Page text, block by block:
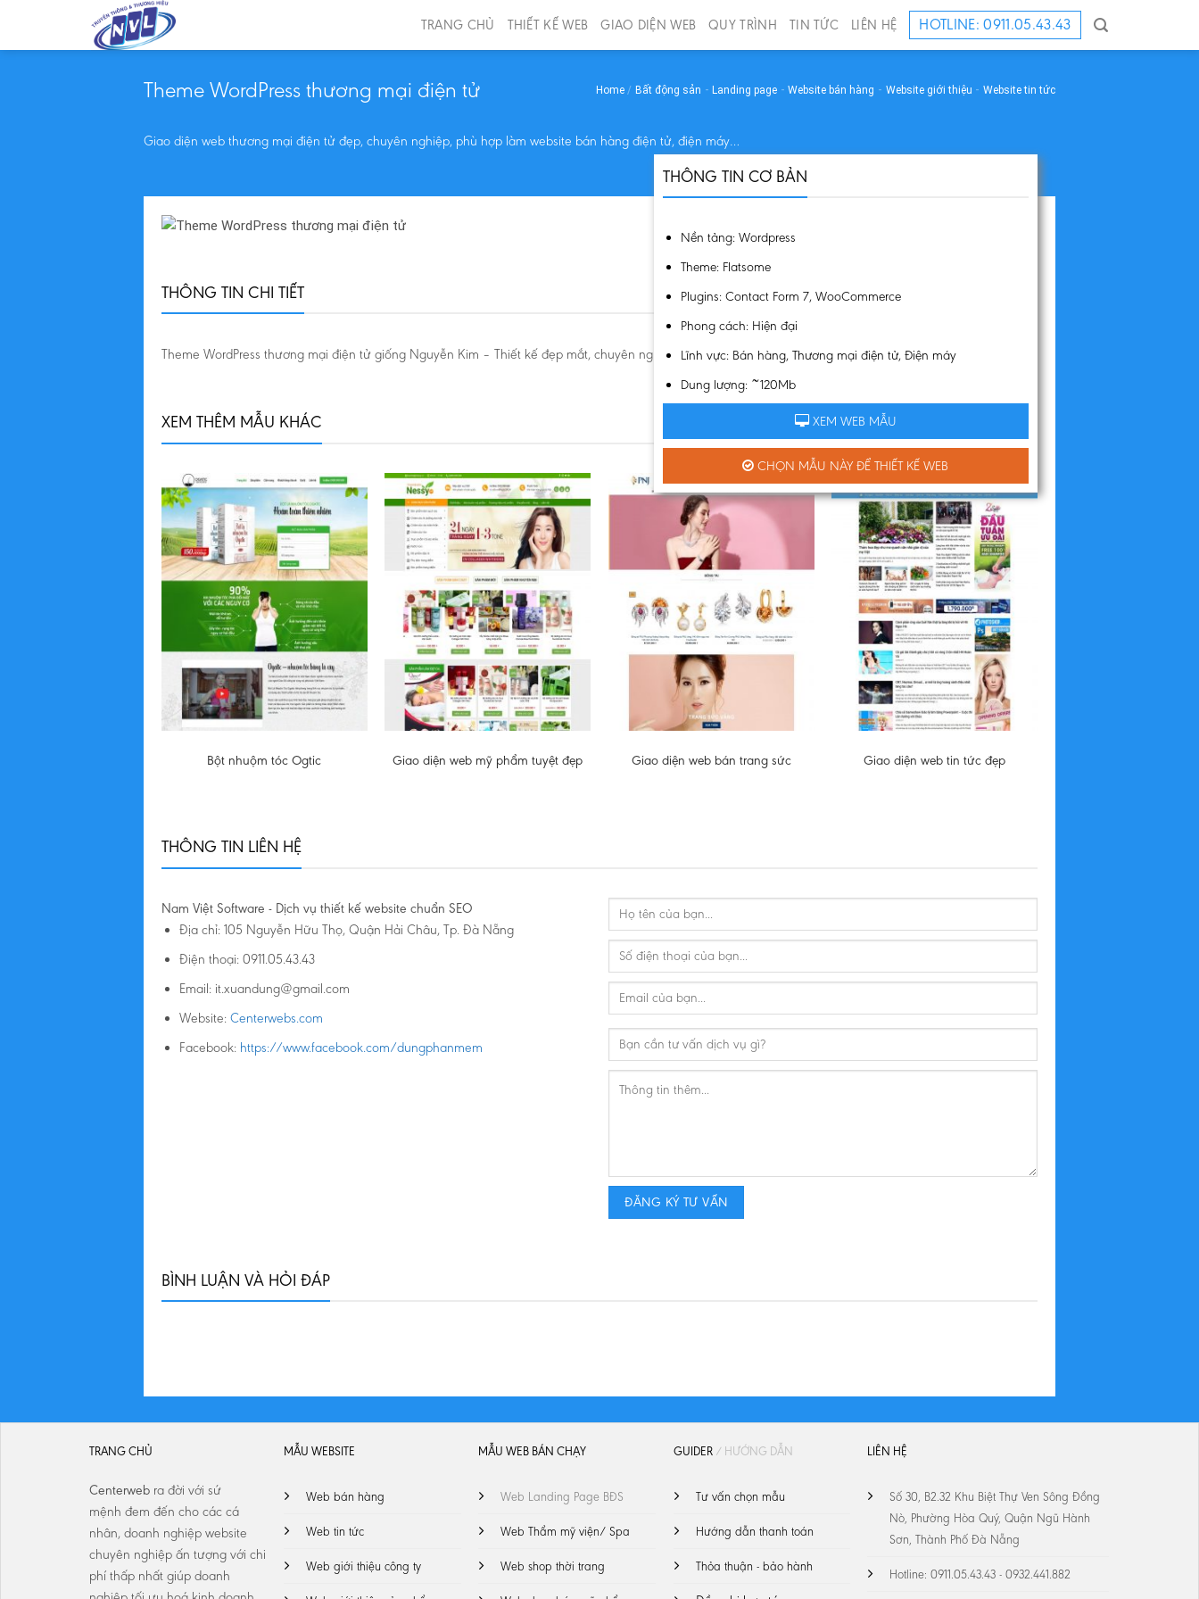
content
TRANG CHỦ THIẾT KẾ WEB GIAO DIỆN WEB QUY TRÌNH TIN TỨC LIÊN HỆ HOTLINE: 0911.05.43.43
Theme WordPress thương mại điện tử Home / Bất động sản - Landing page - Website bán hàng - Website giới thiệu - Website tin tức
Giao diện web thương mại điện tử đẹp, chuyên nghiệp, phù hợp làm website bán hàng điện tử, điện máy…
THÔNG TIN CƠ BẢN
Nền tảng:Wordpress
Theme:Flatsome
Plugins:Contact Form 7, WooCommerce
Phong cách:Hiện đại
Lĩnh vực:Bán hàng, Thương mại điện tử, Điện máy
Dung lượng:~120Mb
XEM WEB MẪU
CHỌN MẪU NÀY ĐỂ THIẾT KẾ WEB
THÔNG TIN CHI TIẾT
Theme WordPress thương mại điện tử giống Nguyễn Kim – Thiết kế đẹp mắt, chuyên nghiệp, phù hợp làm website bán hàng điện tử, điện máy…
XEM THÊM MẪU KHÁC
Bột nhuộm tóc Ogtic Giao diện web mỹ phẩm tuyệt đẹp Giao diện web bán trang sức Giao diện web tin tức đẹp
THÔNG TIN LIÊN HỆ
Nam Việt Software - Dịch vụ thiết kế website chuẩn SEO
Địa chỉ: 105 Nguyễn Hữu Thọ, Quận Hải Châu, Tp. Đà Nẵng
Điện thoại: 0911.05.43.43
Email: it.xuandung@gmail.com
Website: Centerwebs.com
Facebook: https://www.facebook.com/dungphanmem
BÌNH LUẬN VÀ HỎI ĐÁP
TRANG CHỦ
Centerweb ra đời với sứ
mệnh đem đến cho các cá
nhân, doanh nghiệp website
chuyên nghiệp ấn tượng với chi
phí thấp nhất giúp doanh
MẪU WEBSITE
Web bán hàng
Web tin tức
Web giới thiệu công ty
MẪU WEB BÁN CHẠY
Web Landing Page BĐS
Web Thẩm mỹ viện/ Spa
Web shop thời trang
GUIDER / HƯỚNG DẪN
Tư vấn chọn mẫu
Hướng dẫn thanh toán
Thỏa thuận - bảo hành
LIÊN HỆ
Số 30, B2.32 Khu Biệt Thự Ven Sông Đồng
Nò, Phường Hòa Quý, Quận Ngũ Hành
Sơn, Thành Phố Đà Nẵng
Hotline: 0911.05.43.43 - 0932.441.882